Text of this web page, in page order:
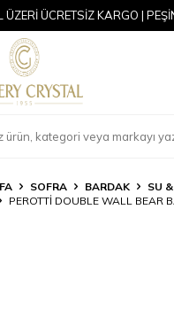
ÜZERİ ÜCRETSİZ KARGO |
SOFRA BARDAK
SU
PEROTTI DOUBLE WALL BEAR